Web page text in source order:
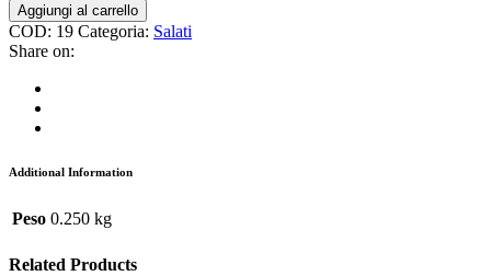
Aggiungi al carrello
COD: 19 Categoria: Salati
Share on:
Additional Information
Peso 0.250 kg
Related Products